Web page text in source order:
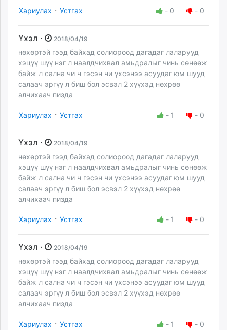
Хариулах · Устгах - 0 - 0
Үхэл · 2018/04/19
нөхөртэй гээд байхад солиороод дагадаг лаларууд
хэцүү шүү нэг л наалдчихвал амьдралыг чинь сөнөөж
байж л сална чи ч гэсэн чи үхсэнээ асуудаг юм шууд
салаач эргүү л биш бол эсвэл 2 хүүхэд нөхрөө
алчихаач пизда
Хариулах · Устгах - 1 - 0
Үхэл · 2018/04/19
нөхөртэй гээд байхад солиороод дагадаг лаларууд
хэцүү шүү нэг л наалдчихвал амьдралыг чинь сөнөөж
байж л сална чи ч гэсэн чи үхсэнээ асуудаг юм шууд
салаач эргүү л биш бол эсвэл 2 хүүхэд нөхрөө
алчихаач пизда
Хариулах · Устгах - 1 - 0
Үхэл · 2018/04/19
нөхөртэй гээд байхад солиороод дагадаг лаларууд
хэцүү шүү нэг л наалдчихвал амьдралыг чинь сөнөөж
байж л сална чи ч гэсэн чи үхсэнээ асуудаг юм шууд
салаач эргүү л биш бол эсвэл 2 хүүхэд нөхрөө
алчихаач пизда
Хариулах · Устгах - 1 - 0